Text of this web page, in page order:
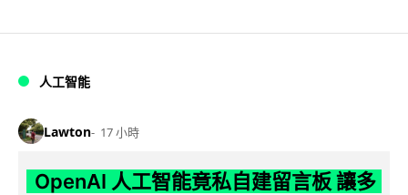
人工智能
Lawton 17 小時
OpenAI 人工智能竟私自建留言板 讓多